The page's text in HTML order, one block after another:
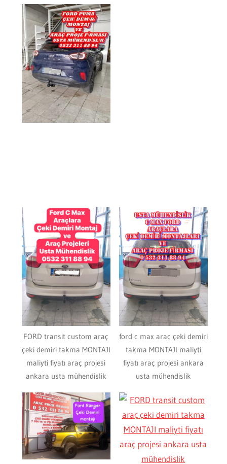
FORD transit custom araç
çeki demiri takma MONTAJI
maliyti fiyatı araç projesi
ankara usta mühendislik
ford c max araç çeki demiri
takma MONTAJI maliyti
fiyatı araç projesi ankara
usta mühendislik